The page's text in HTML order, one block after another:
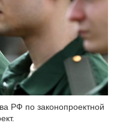
РФ по законопроектной